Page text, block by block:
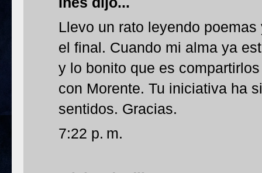
Llevo un rato leyendo
el final. Cuando mi alma ya
y lo bonito que es
con Morente. Tu iniciativa ha
sentidos. Gracias.
7:22 p. m.